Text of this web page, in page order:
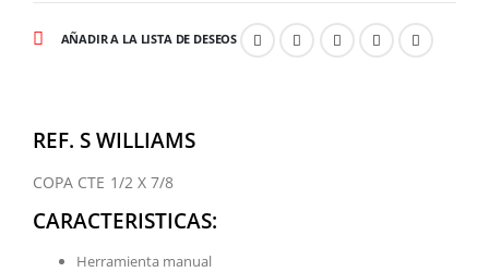
AÑADIR A LA LISTA DE DESEOS
REF. S WILLIAMS
COPA CTE 1/2 X 7/8
CARACTERISTICAS:
Herramienta manual